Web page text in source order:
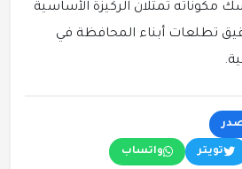
تمثلان الركيزة الأساسية
تطلعات أبناء المحافظة في
تويتر واتساب